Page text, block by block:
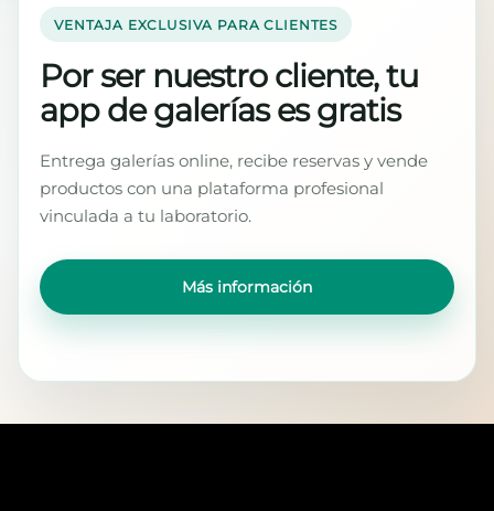
VENTAJA EXCLUSIVA PARA CLIENTES
Por ser nuestro cliente, tu
app de galerías es gratis
Entrega galerías online, recibe reservas y vende
productos con una plataforma profesional
vinculada a tu laboratorio.
Más información